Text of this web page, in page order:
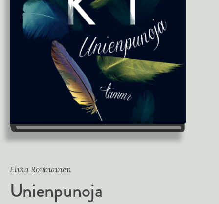
Elina Rouhiainen
Unienpunoja